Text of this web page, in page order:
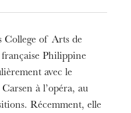
College of Arts de
Philippine
avec le
à l’opéra, au
Récemment, elle